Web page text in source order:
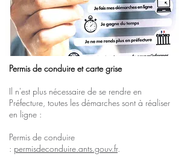
Permis de conduire et carte grise
Il n'est plus nécessaire de se rendre en
Préfecture, toutes les démarches sont à réaliser
en ligne :
Permis de conduire
: permisdeconduire.ants.gouv.fr.